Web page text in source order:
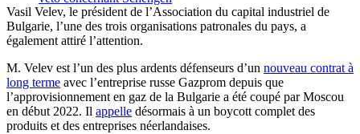
Vasil Velev, le président de l’Association du capital industriel de
Bulgarie, l’une des trois organisations patronales du pays, a
également attiré l’attention.
M. Velev est l’un des plus ardents défenseurs d’un nouveau contrat à
long terme avec l’entreprise russe Gazprom depuis que
l’approvisionnement en gaz de la Bulgarie a été coupé par Moscou
en début 2022. Il appelle désormais à un boycott complet des
produits et des entreprises néerlandaises.